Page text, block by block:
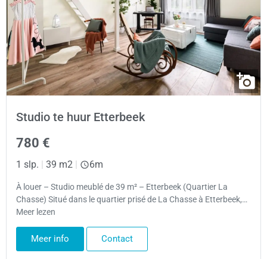
Studio te huur Etterbeek
780 €
1 slp. 39 m2 6m
À louer – Studio meublé de 39 m² – Etterbeek (Quartier La
Chasse) Situé dans le quartier prisé de La Chasse à Etterbeek,…
Meer lezen
Meer info Contact